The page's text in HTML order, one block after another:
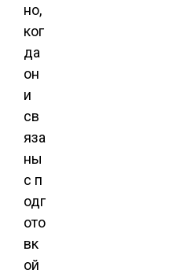
но,
ког
да
он
и
св
яза
ны
с п
одг
ото
вк
ой